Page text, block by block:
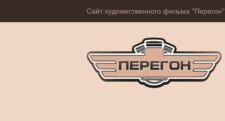
Сайт художественного фильма "Перегон"